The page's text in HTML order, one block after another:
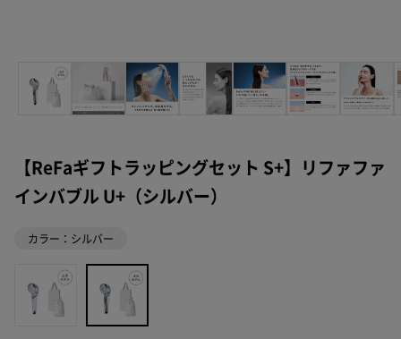
【ReFaギフトラッピングセット S+】リファファ
インバブル U+（シルバー）
カラー：シルバー